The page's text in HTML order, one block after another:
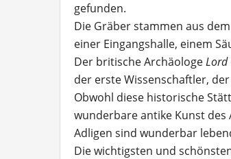
gefunden.
Die Gräber stammen aus
einer Eingangshalle, einem
Der britische ArchäologeLord
der erste Wissenschaftler,
Obwohl diese historische
wunderbare antike Kunst
Adligen sind wunderbar
Die wichtigsten und